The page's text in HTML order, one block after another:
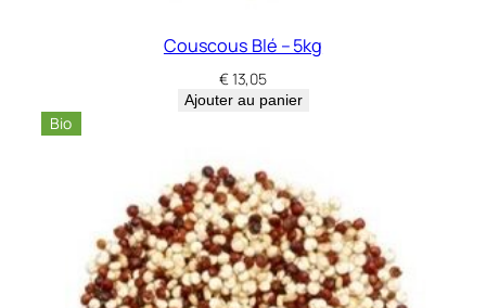
Couscous Blé – 5kg
€13,05
Ajouter au panier
Bio